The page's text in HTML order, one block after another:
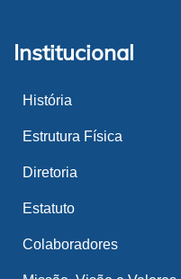
Institucional
História
Estrutura Física
Diretoria
Estatuto
Colaboradores